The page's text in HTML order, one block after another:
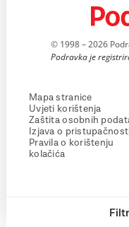
© 1998 – 2026
Podravka je
Mapa stranice
Uvjeti korištenja
Zaštita osobnih
Izjava o
Pravila o korištenju
kolačića